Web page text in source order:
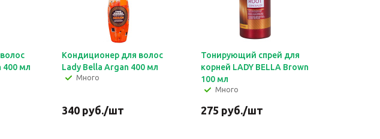
400 мл
Кондиционер для волос
Lady Bella Argan 400 мл
Много
340 руб./шт
Тонирующий спрей для
корней LADY BELLA Brown
100 мл
Много
275 руб./шт